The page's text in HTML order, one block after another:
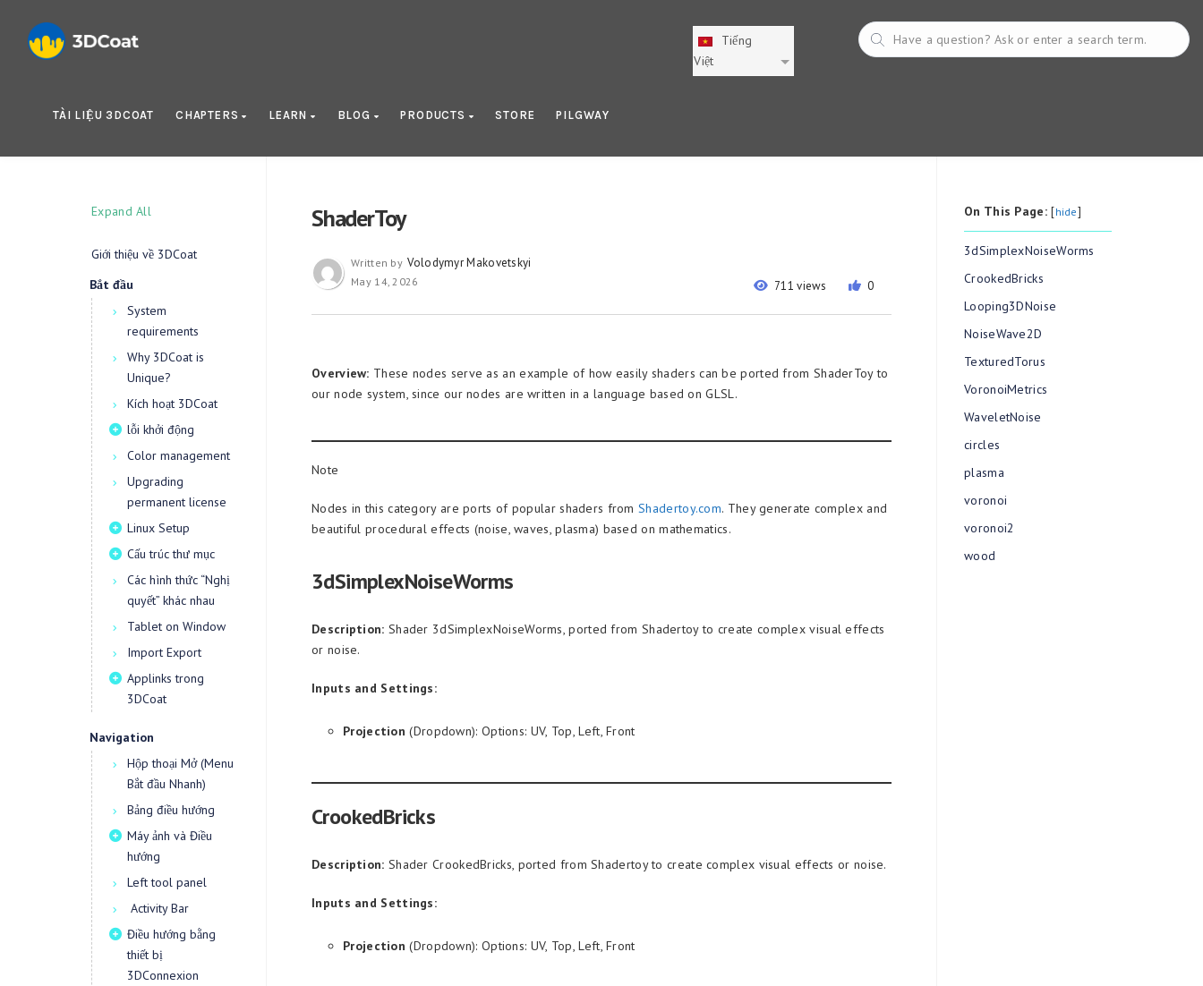
Tiếng
Việt
TÀI LIỆU 3DCOAT CHAPTERS LEARN BLOG PRODUCTS STORE PILGWAY
Expand All
Giới thiệu về 3DCoat
Bắt đầu
System
requirements
Why 3DCoat is
Unique?
Kích hoạt 3DCoat
lỗi khởi động
Color management
Upgrading
permanent license
Linux Setup
Cấu trúc thư mục
Các hình thức “Nghị
quyết” khác nhau
Tablet on Window
Import Export
Applinks trong
3DCoat
Navigation
Hộp thoại Mở (Menu
Bắt đầu Nhanh)
Bảng điều hướng
Máy ảnh và Điều
hướng
Left tool panel
Activity Bar
Điều hướng bằng
thiết bị
3DConnexion
ShaderToy
711 views 0
Written by Volodymyr Makovetskyi
May 14, 2026
Overview: These nodes serve as an example of how easily shaders can be ported from ShaderToy to
our node system, since our nodes are written in a language based on GLSL.
Note
Nodes in this category are ports of popular shaders fromShadertoy.com. They generate complex and
beautiful procedural effects (noise, waves, plasma) based on mathematics.
3dSimplexNoiseWorms
Description: Shader 3dSimplexNoiseWorms, ported from Shadertoy to create complex visual effects
or noise.
Inputs and Settings:
Projection (Dropdown): Options: UV, Top, Left, Front
CrookedBricks
Description: Shader CrookedBricks, ported from Shadertoy to create complex visual effects or noise.
Inputs and Settings:
Projection (Dropdown): Options: UV, Top, Left, Front
On This Page:[hide]
3dSimplexNoiseWorms
CrookedBricks
Looping3DNoise
NoiseWave2D
TexturedTorus
VoronoiMetrics
WaveletNoise
circles
plasma
voronoi
voronoi2
wood